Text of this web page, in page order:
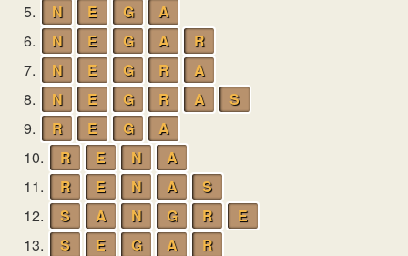
5.
N E G
A
6.
N E G A
R
7.
N E G R
A
8.
N E G R A
S
9.
R E G
A
10.
R E N
A
11.
R E N A
S
12.
S A N G R
E
13.
S E G A
R